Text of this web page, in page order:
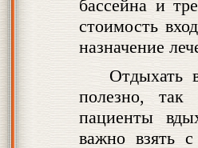
бассейна и
стоимость
назначение
Отдыхать
полезно, так
пациенты
важно взять